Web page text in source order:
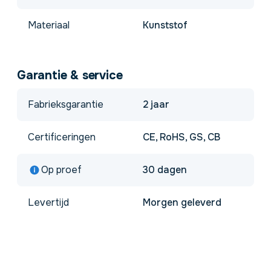
Materiaal Kunststof
Garantie & service
Fabrieksgarantie 2 jaar
Certificeringen CE, RoHS, GS, CB
Op proef 30 dagen
Levertijd Morgen geleverd